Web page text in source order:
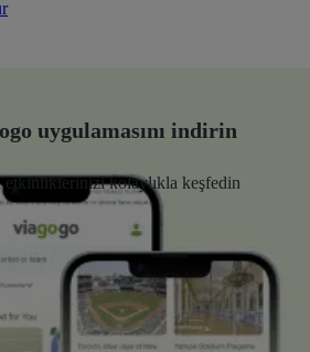
uygulamasını indirin
etkinliklerinizi kolaylıkla keşfedin